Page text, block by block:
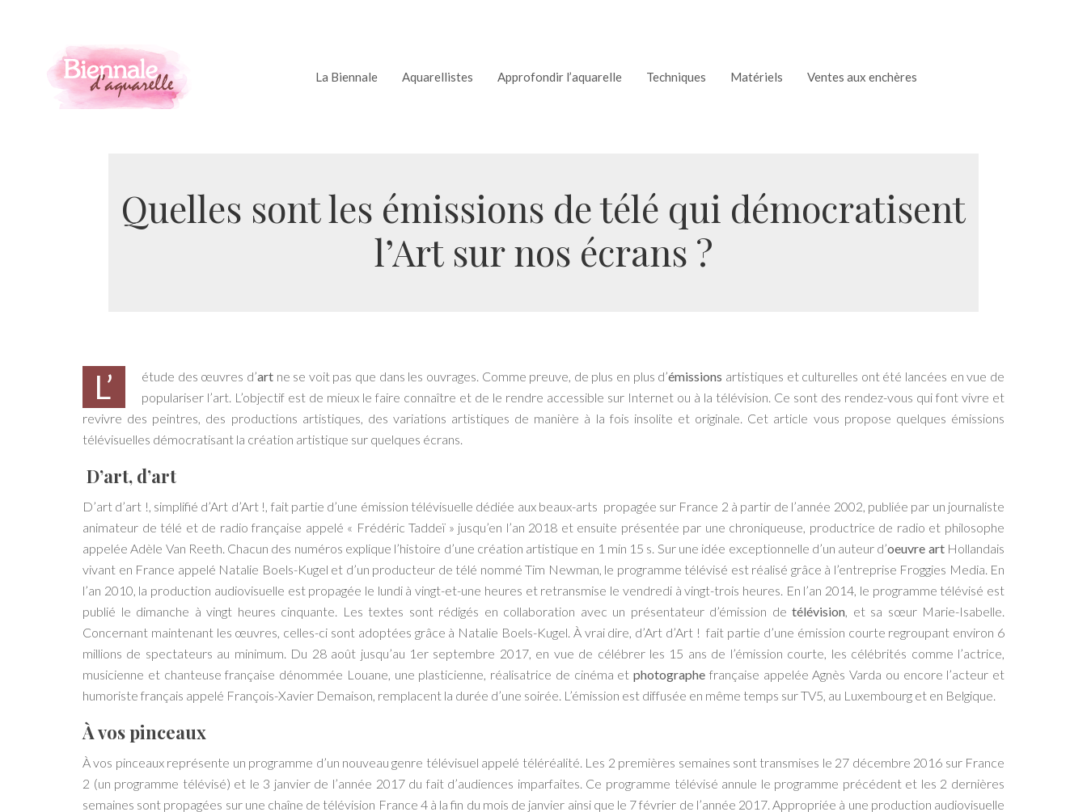
La Biennale Aquarellistes Approfondir l’aquarelle Techniques Matériels Ventes aux enchères
Quelles sont les émissions de télé qui démocratisent
l’Art sur nos écrans ?
L’étude des œuvres d’artne se voit pas que dans les ouvrages. Comme preuve, de plus en plus d’émissions artistiques et culturelles ont été lancées en vue de
populariser l’art. L’objectif est de mieux le faire connaître et de le rendre accessible sur Internet ou à la télévision. Ce sont des rendez-vous qui font vivre et
revivre des peintres, des productions artistiques, des variations artistiques de manière à la fois insolite et originale. Cet article vous propose quelques émissions
télévisuelles démocratisant la création artistique sur quelques écrans.
D’art, d’art
D’art d’art !, simplifié d’Art d’Art !, fait partie d’une émission télévisuelle dédiée aux beaux-arts propagée sur France 2 à partir de l’année 2002, publiée par un journaliste
animateur de télé et de radio française appelé « Frédéric Taddeï » jusqu’en l’an 2018 et ensuite présentée par une chroniqueuse, productrice de radio et philosophe
appelée Adèle Van Reeth. Chacun des numéros explique l’histoire d’une création artistique en 1 min 15 s. Sur une idée exceptionnelle d’un auteur d’oeuvre artHollandais
vivant en France appelé Natalie Boels-Kugel et d’un producteur de télé nommé Tim Newman, le programme télévisé est réalisé grâce à l’entreprise Froggies Media. En
l’an 2010, la production audiovisuelle est propagée le lundi à vingt-et-une heures et retransmise le vendredi à vingt-trois heures. En l’an 2014, le programme télévisé est
publié le dimanche à vingt heures cinquante. Les textes sont rédigés en collaboration avec un présentateur d’émission de télévision, et sa sœur Marie-Isabelle.
Concernant maintenant les œuvres, celles-ci sont adoptées grâce à Natalie Boels-Kugel. À vrai dire, d’Art d’Art ! fait partie d’une émission courte regroupant environ 6
millions de spectateurs au minimum. Du 28 août jusqu’au 1er septembre 2017, en vue de célébrer les 15 ans de l’émission courte, les célébrités comme l’actrice,
musicienne et chanteuse française dénommée Louane, une plasticienne, réalisatrice de cinéma et photographe française appelée Agnès Varda ou encore l’acteur et
humoriste français appelé François-Xavier Demaison, remplacent la durée d’une soirée. L’émission est diffusée en même temps sur TV5, au Luxembourg et en Belgique.
À vos pinceaux
À vos pinceaux représente un programme d’un nouveau genre télévisuel appelé téléréalité. Les 2 premières semaines sont transmises le 27 décembre 2016 sur France
2 (un programme télévisé) et le 3 janvier de l’année 2017 du fait d’audiences imparfaites. Ce programme télévisé annule le programme précédent et les 2 dernières
semaines sont propagées sur une chaîne de télévision France 4 à la fin du mois de janvier ainsi que le 7 février de l’année 2017. Appropriée à une production audiovisuelle